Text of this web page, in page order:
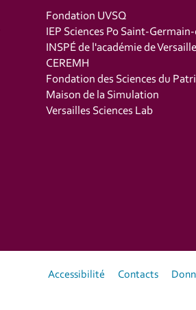
Fondation UVSQ
IEP Sciences Po Saint-
INSPÉ de l'académie de
CEREMH
Fondation des Sciences du
Maison de la Simulation
Versailles Sciences Lab
Accessibilité Contacts